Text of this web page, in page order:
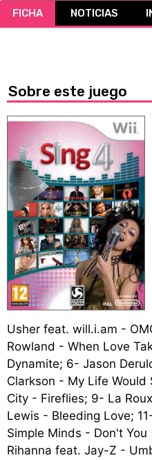
FICHA NOTICIAS
Sobre este juego
Usher feat. will.i.am -
Rowland - When Love
Dynamite; 6- Jason
Clarkson - My Life Would
City - Fireflies; 9- La
Lewis - Bleeding Love;
Simple Minds - Don't
Rihanna feat. Jay-Z -